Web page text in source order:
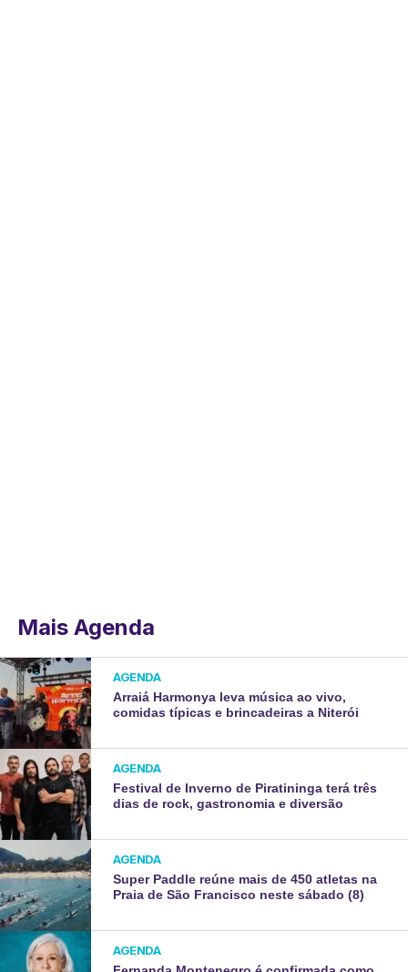
Mais Agenda
AGENDA
Arraiá Harmonya leva música ao vivo,
comidas típicas e brincadeiras a Niterói
AGENDA
Festival de Inverno de Piratininga terá três
dias de rock, gastronomia e diversão
AGENDA
Super Paddle reúne mais de 450 atletas na
Praia de São Francisco neste sábado (8)
AGENDA